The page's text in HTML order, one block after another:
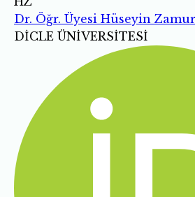
Dr. Öğr. Üyesi Hüseyin Zamur
DİCLE ÜNİVERSİTESİ